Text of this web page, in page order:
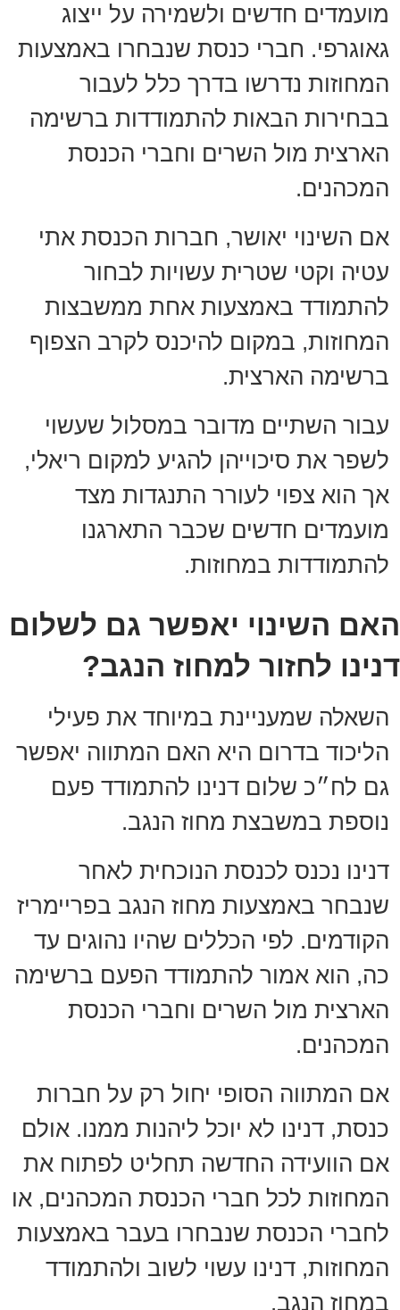
מועמדים חדשים ולשמירה על ייצוג
גאוגרפי. חברי כנסת שנבחרו באמצעות
המחוזות נדרשו בדרך כלל לעבור
בבחירות הבאות להתמודדות ברשימה
הארצית מול השרים וחברי הכנסת
המכהנים.
אם השינוי יאושר, חברות הכנסת אתי
עטיה וקטי שטרית עשויות לבחור
להתמודד באמצעות אחת ממשבצות
המחוזות, במקום להיכנס לקרב הצפוף
ברשימה הארצית.
עבור השתיים מדובר במסלול שעשוי
לשפר את סיכוייהן להגיע למקום ריאלי,
אך הוא צפוי לעורר התנגדות מצד
מועמדים חדשים שכבר התארגנו
להתמודדות במחוזות.
האם השינוי יאפשר גם לשלום
דנינו לחזור למחוז הנגב?
השאלה שמעניינת במיוחד את פעילי
הליכוד בדרום היא האם המתווה יאפשר
גם לח״כ שלום דנינו להתמודד פעם
נוספת במשבצת מחוז הנגב.
דנינו נכנס לכנסת הנוכחית לאחר
שנבחר באמצעות מחוז הנגב בפריימריז
הקודמים. לפי הכללים שהיו נהוגים עד
כה, הוא אמור להתמודד הפעם ברשימה
הארצית מול השרים וחברי הכנסת
המכהנים.
אם המתווה הסופי יחול רק על חברות
כנסת, דנינו לא יוכל ליהנות ממנו. אולם
אם הוועידה החדשה תחליט לפתוח את
המחוזות לכל חברי הכנסת המכהנים, או
לחברי הכנסת שנבחרו בעבר באמצעות
המחוזות, דנינו עשוי לשוב ולהתמודד
במחוז הנגב.